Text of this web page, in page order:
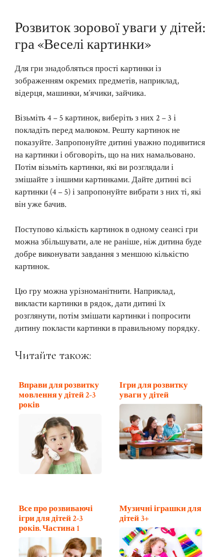
Розвиток зорової уваги у дітей:
гра «Веселі картинки»
Для гри знадобляться прості картинки із
зображенням окремих предметів, наприклад,
відерця, машинки, м’ячики, зайчика.
Візьміть 4 – 5 картинок, виберіть з них 2 – 3 і
покладіть перед малюком. Решту картинок не
показуйте. Запропонуйте дитині уважно подивитися
на картинки і обговоріть, що на них намальовано.
Потім візьміть картинки, які ви розглядали і
змішайте з іншими картинками. Дайте дитині всі
картинки (4 – 5) і запропонуйте вибрати з них ті, які
він уже бачив.
Поступово кількість картинок в одному сеансі гри
можна збільшувати, але не раніше, ніж дитина буде
добре виконувати завдання з меншою кількістю
картинок.
Цю гру можна урізноманітнити. Наприклад,
викласти картинки в рядок, дати дитині їх
розглянути, потім змішати картинки і попросити
дитину покласти картинки в правильному порядку.
Читайте також:
Вправи для розвитку
мовлення у дітей 2-3
років
Ігри для розвитку
уваги у дітей
Все про розвиваючі
ігри для дітей 2-3
років. Частина 1
Музичні іграшки для
дітей 3+